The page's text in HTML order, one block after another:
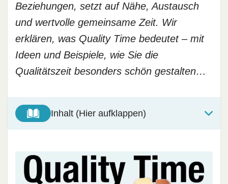
Beziehungen, setzt auf Nähe, Austausch
und wertvolle gemeinsame Zeit. Wir
erklären, was Quality Time bedeutet – mit
Ideen und Beispiele, wie Sie die
Qualitätszeit besonders schön gestalten…
Inhalt (Hier aufklappen)